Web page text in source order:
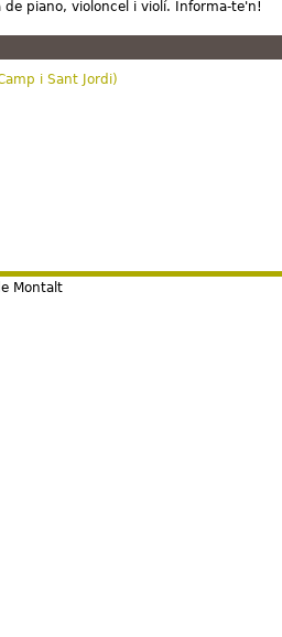
de piano, violoncel i violí. Informa-te'n!
i Sant Jordi)
Montalt